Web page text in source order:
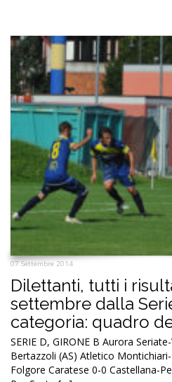
07 Settembre 2014
Dilettanti, tutti i
settembre dalla
categoria: quadro
SERIE D, GIRONE B Aurora
Bertazzoli (AS) Atletico
Folgore Caratese 0-0 Castellana-